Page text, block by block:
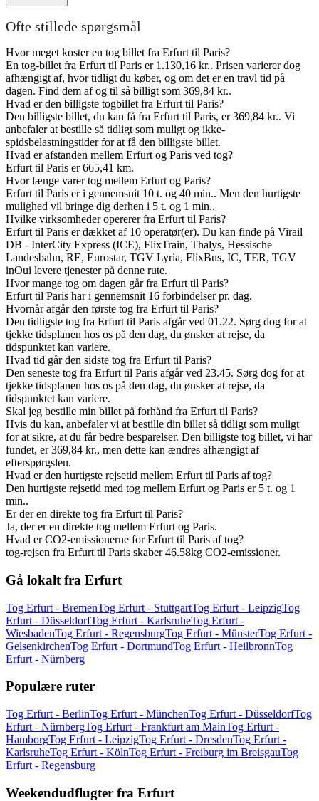
Ofte stillede spørgsmål
Hvor meget koster en tog billet fra Erfurt til Paris?
En tog-billet fra Erfurt til Paris er 1.130,16 kr.. Prisen varierer dog
afhængigt af, hvor tidligt du køber, og om det er en travl tid på
dagen. Find dem af og til så billigt som 369,84 kr..
Hvad er den billigste togbillet fra Erfurt til Paris?
Den billigste billet, du kan få fra Erfurt til Paris, er 369,84 kr.. Vi
anbefaler at bestille så tidligt som muligt og ikke-
spidsbelastningstider for at få den billigste billet.
Hvad er afstanden mellem Erfurt og Paris ved tog?
Erfurt til Paris er 665,41 km.
Hvor længe varer tog mellem Erfurt og Paris?
Erfurt til Paris er i gennemsnit 10 t. og 40 min.. Men den hurtigste
mulighed vil bringe dig derhen i 5 t. og 1 min..
Hvilke virksomheder opererer fra Erfurt til Paris?
Erfurt til Paris er dækket af 10 operatør(er). Du kan finde på Virail
DB - InterCity Express (ICE), FlixTrain, Thalys, Hessische
Landesbahn, RE, Eurostar, TGV Lyria, FlixBus, IC, TER, TGV
inOui levere tjenester på denne rute.
Hvor mange tog om dagen går fra Erfurt til Paris?
Erfurt til Paris har i gennemsnit 16 forbindelser pr. dag.
Hvornår afgår den første tog fra Erfurt til Paris?
Den tidligste tog fra Erfurt til Paris afgår ved 01.22. Sørg dog for at
tjekke tidsplanen hos os på den dag, du ønsker at rejse, da
tidspunktet kan variere.
Hvad tid går den sidste tog fra Erfurt til Paris?
Den seneste tog fra Erfurt til Paris afgår ved 23.45. Sørg dog for at
tjekke tidsplanen hos os på den dag, du ønsker at rejse, da
tidspunktet kan variere.
Skal jeg bestille min billet på forhånd fra Erfurt til Paris?
Hvis du kan, anbefaler vi at bestille din billet så tidligt som muligt
for at sikre, at du får bedre besparelser. Den billigste tog billet, vi har
fundet, er 369,84 kr., men dette kan ændres afhængigt af
efterspørgslen.
Hvad er den hurtigste rejsetid mellem Erfurt til Paris af tog?
Den hurtigste rejsetid med tog mellem Erfurt og Paris er 5 t. og 1
min..
Er der en direkte tog fra Erfurt til Paris?
Ja, der er en direkte tog mellem Erfurt og Paris.
Hvad er CO2-emissionerne for Erfurt til Paris af tog?
tog-rejsen fra Erfurt til Paris skaber 46.58kg CO2-emissioner.
Gå lokalt fra Erfurt
Tog Erfurt - BremenTog Erfurt - StuttgartTog Erfurt - LeipzigTog
Erfurt - DüsseldorfTog Erfurt - KarlsruheTog Erfurt -
WiesbadenTog Erfurt - RegensburgTog Erfurt - MünsterTog Erfurt -
GelsenkirchenTog Erfurt - DortmundTog Erfurt - HeilbronnTog
Erfurt - Nürnberg
Populære ruter
Tog Erfurt - BerlinTog Erfurt - MünchenTog Erfurt - DüsseldorfTog
Erfurt - NürnbergTog Erfurt - Frankfurt am MainTog Erfurt -
HamborgTog Erfurt - LeipzigTog Erfurt - DresdenTog Erfurt -
KarlsruheTog Erfurt - KölnTog Erfurt - Freiburg im BreisgauTog
Erfurt - Regensburg
Weekendudflugter fra Erfurt